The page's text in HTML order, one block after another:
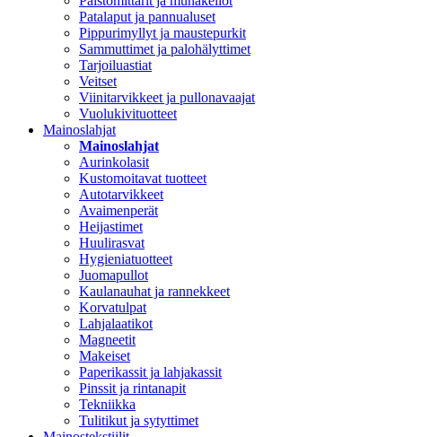
Patalaput ja pannualuset
Pippurimyllyt ja maustepurkit
Sammuttimet ja palohälyttimet
Tarjoiluastiat
Veitset
Viinitarvikkeet ja pullonavaajat
Vuolukivituotteet
Mainoslahjat
Mainoslahjat
Aurinkolasit
Kustomoitavat tuotteet
Autotarvikkeet
Avaimenperät
Heijastimet
Huulirasvat
Hygieniatuotteet
Juomapullot
Kaulanauhat ja rannekkeet
Korvatulpat
Lahjalaatikot
Magneetit
Makeiset
Paperikassit ja lahjakassit
Pinssit ja rintanapit
Tekniikka
Tulitikut ja sytyttimet